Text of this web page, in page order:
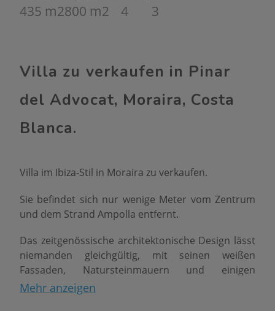
435 m2800 m2 4 3
Villa zu verkaufen in Pinar
del Advocat, Moraira, Costa
Blanca.
Villa im Ibiza-Stil in Moraira zu verkaufen.
Sie befindet sich nur wenige Meter vom Zentrum
und dem Strand Ampolla entfernt.
Das zeitgenössische architektonische Design lässt
niemanden gleichgültig, mit seinen weißen
Fassaden, Natursteinmauern und einigen
Holzdetails.
Mehr anzeigen